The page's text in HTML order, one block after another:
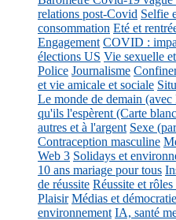
relations post-Covid Selfie
consommation Eté et
Engagement COVID :
élections US Vie sexuelle
Police Journalisme
et vie amicale et sociale
Le monde de demain
qu'ils l'espèrent (Carte
autres et à l'argent Sexe
Contraception masculine
Web 3 Solidays et
10 ans mariage pour tous
de réussite Réussite et
Plaisir Médias et démocratie
environnement IA, santé